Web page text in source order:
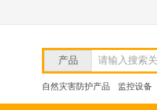
产品 请输入搜索
自然灾害防护产品 监控设备